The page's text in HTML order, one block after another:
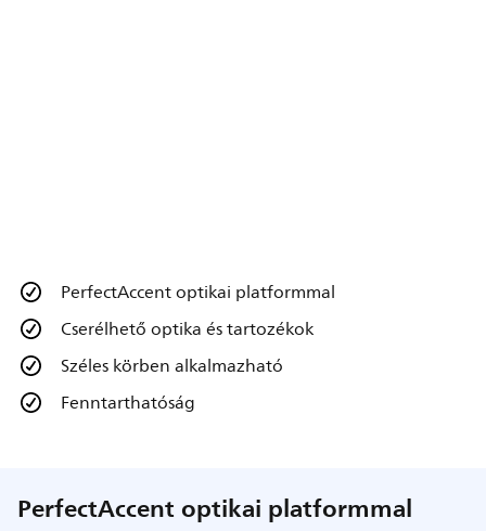
PerfectAccent optikai platformmal
Cserélhető optika és tartozékok
Széles körben alkalmazható
Fenntarthatóság
PerfectAccent optikai platformmal